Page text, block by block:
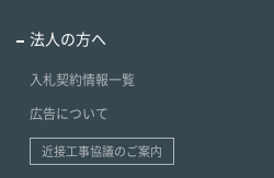
法人の方へ
入札契約情報一覧
広告について
近接工事協議のご案内